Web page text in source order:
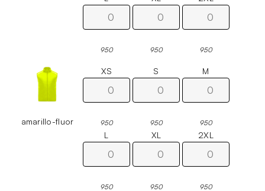
950 950 950
amarillo-fluor
XS
950
S
950
M
950
L
950
XL
950
2XL
950